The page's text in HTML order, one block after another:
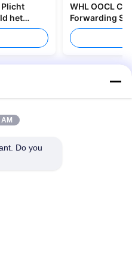
Plicht
het
WHL OOCL
Forwarding
Canada
Do you